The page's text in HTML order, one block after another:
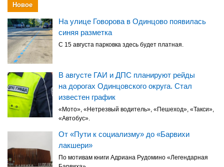
Новое
На улице Говорова в Одинцово появилась
синяя разметка
С 15 августа парковка здесь будет платная.
В августе ГАИ и ДПС планируют рейды
на дорогах Одинцовского округа. Стал
известен график
«Мото», «Нетрезвый водитель», «Пешеход», «Такси»,
«Автобус».
От «Пути к социализму» до «Барвихи
лакшери»
По мотивам книги Адриана Рудомино «Легендарная